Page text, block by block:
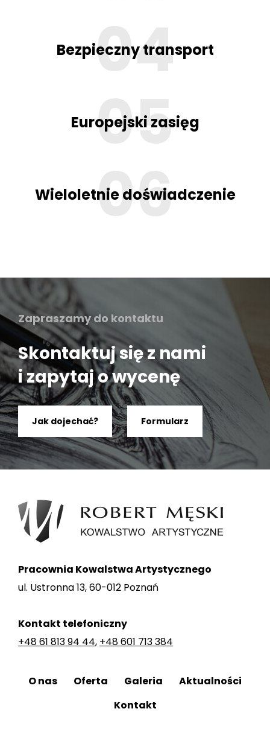
Bezpieczny transport
Europejski zasięg
Wieloletnie doświadczenie
Zapraszamy do kontaktu
Skontaktuj się z nami
i zapytaj o wycenę
Jak dojechać? Formularz
Pracownia Kowalstwa Artystycznego
ul. Ustronna 13, 60-012 Poznań
Kontakt telefoniczny
+48 61 813 94 44, +48 601 713 384
O nas Oferta Galeria
Aktualności
Kontakt